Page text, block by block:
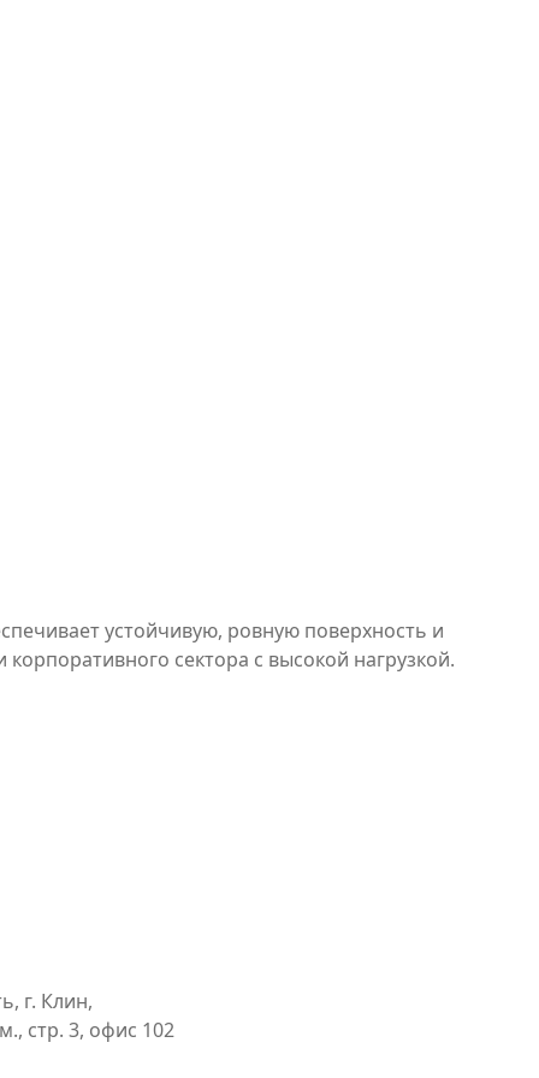
устойчивую, ровную поверхность и
сектора с высокой нагрузкой.
г. Клин,
стр. 3, офис 102